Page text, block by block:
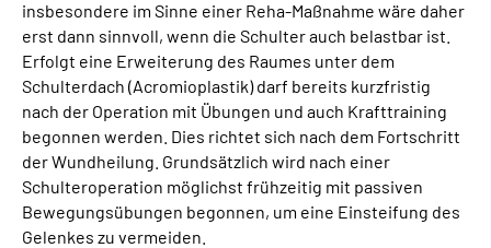
insbesondere im Sinne einer Reha-Maßnahme wäre daher
erst dann sinnvoll, wenn die Schulter auch belastbar ist.
Erfolgt eine Erweiterung des Raumes unter dem
Schulterdach (Acromioplastik) darf bereits kurzfristig
nach der Operation mit Übungen und auch Krafttraining
begonnen werden. Dies richtet sich nach dem Fortschritt
der Wundheilung. Grundsätzlich wird nach einer
Schulteroperation möglichst frühzeitig mit passiven
Bewegungsübungen begonnen, um eine Einsteifung des
Gelenkes zu vermeiden.